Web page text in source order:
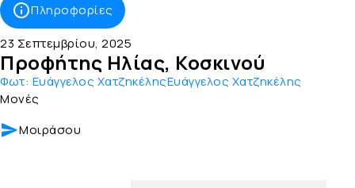
Πληροφορίες
23 Σεπτεμβρίου, 2025
Προφήτης Ηλίας, Κοσκινού
Φωτ: Ευάγγελος ΧατζηκέληςΕυάγγελος Χατζηκέλης
Μονές
Μοιράσου